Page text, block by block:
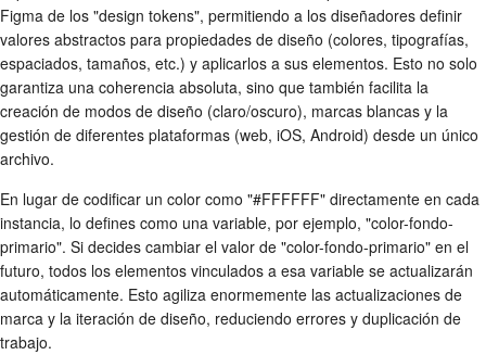
Figma de los "design tokens", permitiendo a los diseñadores definir
valores abstractos para propiedades de diseño (colores, tipografías,
espaciados, tamaños, etc.) y aplicarlos a sus elementos. Esto no solo
garantiza una coherencia absoluta, sino que también facilita la
creación de modos de diseño (claro/oscuro), marcas blancas y la
gestión de diferentes plataformas (web, iOS, Android) desde un único
archivo.
En lugar de codificar un color como "#FFFFFF" directamente en cada
instancia, lo defines como una variable, por ejemplo, "color-fondo-
primario". Si decides cambiar el valor de "color-fondo-primario" en el
futuro, todos los elementos vinculados a esa variable se actualizarán
automáticamente. Esto agiliza enormemente las actualizaciones de
marca y la iteración de diseño, reduciendo errores y duplicación de
trabajo.